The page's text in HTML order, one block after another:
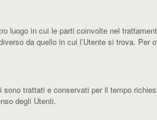
luogo in cui le parti coinvolte nel
da quello in cui l’Utente si trova.
trattati e conservati per il tempo
degli Utenti.